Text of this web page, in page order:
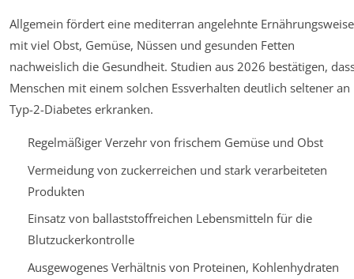
Allgemein fördert eine mediterran angelehnte Ernährungsweise
mit viel Obst, Gemüse, Nüssen und gesunden Fetten
nachweislich die Gesundheit. Studien aus 2026 bestätigen,
Menschen mit einem solchen Essverhalten deutlich seltener an
Typ-2-Diabetes erkranken.
Regelmäßiger Verzehr von frischem Gemüse und Obst
Vermeidung von zuckerreichen und stark verarbeiteten
Produkten
Einsatz von ballaststoffreichen Lebensmitteln für die
Blutzuckerkontrolle
Ausgewogenes Verhältnis von Proteinen, Kohlenhydraten